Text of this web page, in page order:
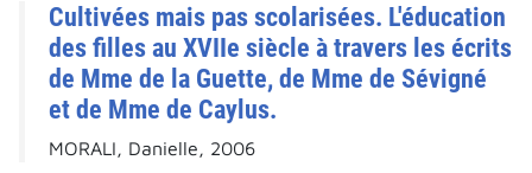
Cultivées mais pas scolarisées. L'éducation
des filles au XVIIe siècle à travers les écrits
de Mme de la Guette, de Mme de Sévigné
et de Mme de Caylus.
MORALI, Danielle, 2006